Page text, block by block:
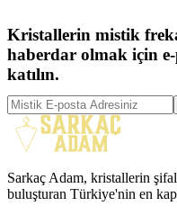
Kristallerin mistik
haberdar olmak için
katılın.
Sarkaç Adam, kristallerin
buluşturan Türkiye'nin en